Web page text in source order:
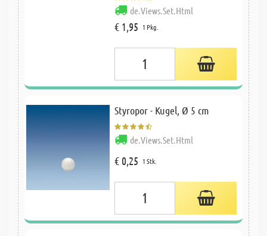
de.Views.Set.Html
€ 1,95 1 Pkg.
Styropor - Kugel, Ø 5 cm
de.Views.Set.Html
€ 0,25 1 Stk.